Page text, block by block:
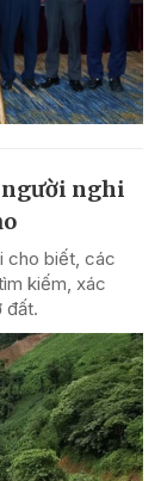
nghi
cho biết, các
kiếm, xác
đất.